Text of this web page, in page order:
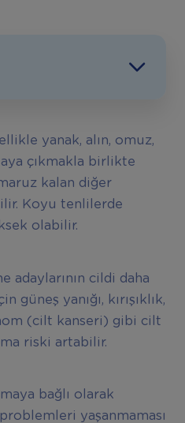
yanak, alın, omuz,
çıkmakla birlikte
kalan diğer
Koyu tenlilerde
olabilir.
adaylarının cildi daha
güneş yanığı, kırışıklık,
(cilt kanseri) gibi cilt
riski artabilir.
bağlı olarak
yaşanmaması